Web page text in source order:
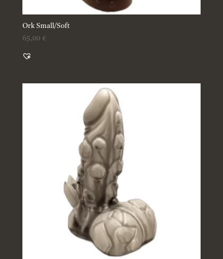
Ork Small/Soft
65,00 €